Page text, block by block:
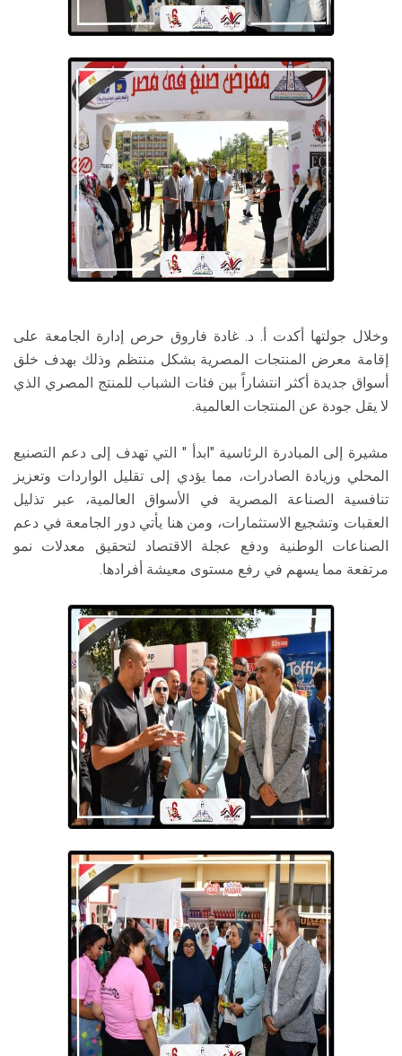
وخلال جولتها أكدت أ. د. غادة فاروق حرص إدارة الجامعة على
إقامة معرض المنتجات المصرية بشكل منتظم وذلك بهدف خلق
أسواق جديدة أكثر انتشاراً بين فئات الشباب للمنتج المصري الذي
لا يقل جودة عن المنتجات العالمية.
مشيرة إلى المبادرة الرئاسية "ابدأ " التي تهدف إلى دعم التصنيع
المحلي وزيادة الصادرات، مما يؤدي إلى تقليل الواردات وتعزيز
تنافسية الصناعة المصرية في الأسواق العالمية، عبر تذليل
العقبات وتشجيع الاستثمارات، ومن هنا يأتي دور الجامعة في دعم
الصناعات الوطنية ودفع عجلة الاقتصاد لتحقيق معدلات نمو
مرتفعة مما يسهم في رفع مستوى معيشة أفرادها.